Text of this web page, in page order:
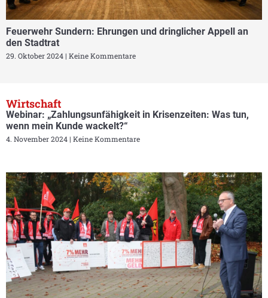
Feuerwehr Sundern: Ehrungen und dringlicher Appell an
den Stadtrat
29. Oktober 2024 Keine Kommentare
Wirtschaft
Webinar: „Zahlungsunfähigkeit in Krisenzeiten: Was tun,
wenn mein Kunde wackelt?“
4. November 2024 Keine Kommentare